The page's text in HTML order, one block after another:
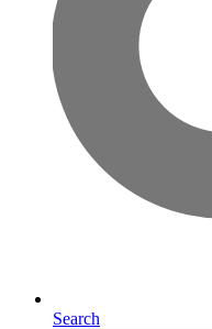
Search